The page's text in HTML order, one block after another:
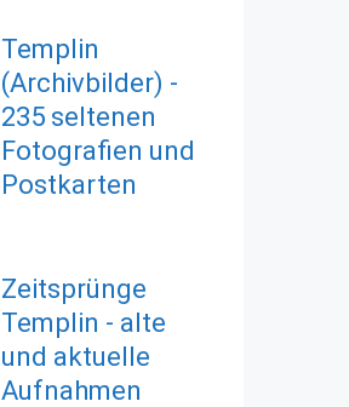
Templin
(Archivbilder) -
235 seltenen
Fotografien und
Postkarten
Zeitsprünge
Templin - alte
und aktuelle
Aufnahmen